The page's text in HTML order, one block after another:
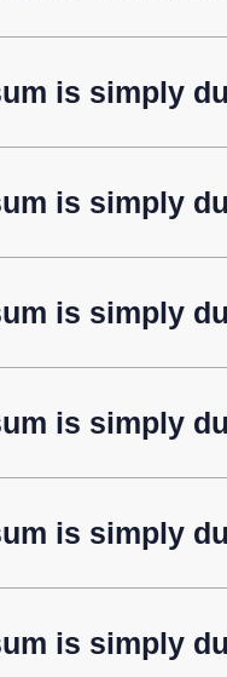
is simply
is simply
is simply
is simply
is simply
is simply